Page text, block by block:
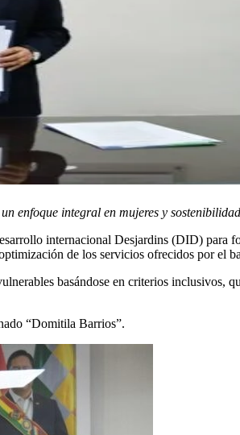
enfoque integral en mujeres y
internacional Desjardins (DID) para
de los servicios ofrecidos por el
basándose en criterios inclusivos,
“Domitila Barrios”.